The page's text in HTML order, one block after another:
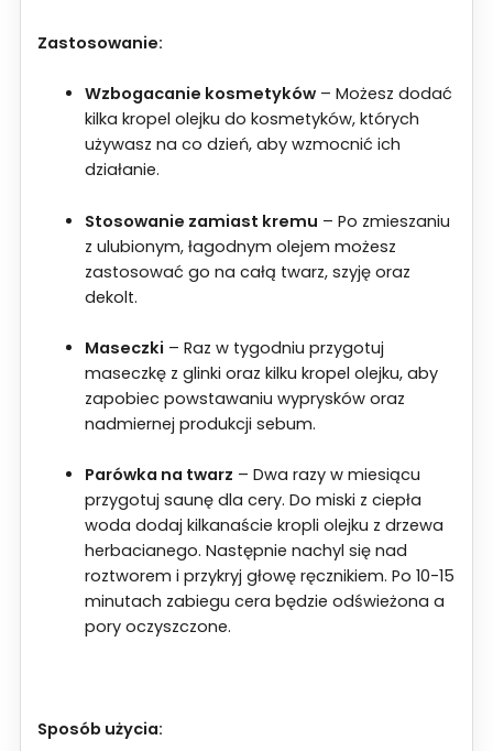
Zastosowanie:
Wzbogacanie kosmetyków – Możesz dodać
kilka kropel olejku do kosmetyków, których
używasz na co dzień, aby wzmocnić ich
działanie.
Stosowanie zamiast kremu – Po zmieszaniu
z ulubionym, łagodnym olejem możesz
zastosować go na całą twarz, szyję oraz
dekolt.
Maseczki – Raz w tygodniu przygotuj
maseczkę z glinki oraz kilku kropel olejku, aby
zapobiec powstawaniu wyprysków oraz
nadmiernej produkcji sebum.
Parówka na twarz – Dwa razy w miesiącu
przygotuj saunę dla cery. Do miski z ciepła
woda dodaj kilkanaście kropli olejku z drzewa
herbacianego. Następnie nachyl się nad
roztworem i przykryj głowę ręcznikiem. Po 10-15
minutach zabiegu cera będzie odświeżona a
pory oczyszczone.
Sposób użycia: